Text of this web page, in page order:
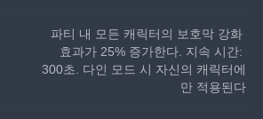
파티 내 모든 캐릭터의 보호막 강화
효과가 25% 증가한다. 지속 시간:
300초. 다인 모드 시 자신의 캐릭터에
만 적용된다